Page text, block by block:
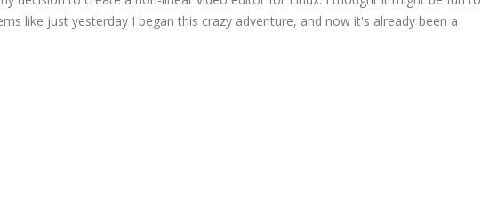
like just yesterday I began this crazy adventure, and now it's already been a